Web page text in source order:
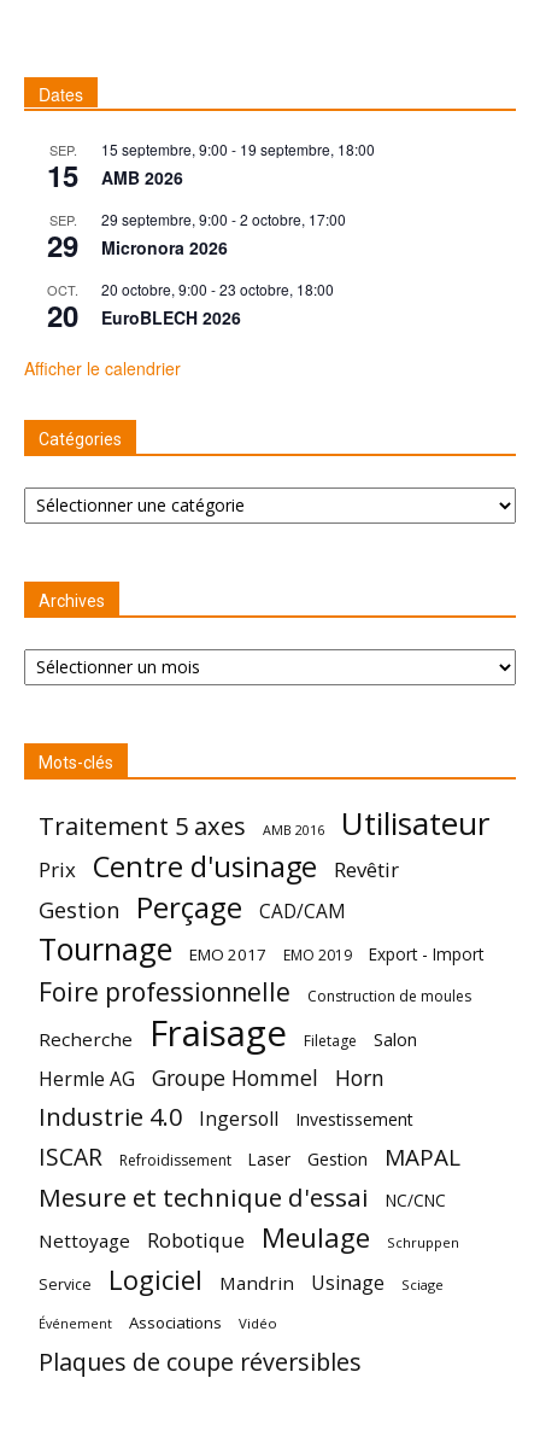
Dates
SEP.
15
15 septembre, 9:00 - 19 septembre, 18:00
AMB 2026
SEP.
29
29 septembre, 9:00 -2 octobre, 17:00
Micronora 2026
OCT.
20
20 octobre, 9:00 -23 octobre, 18:00
EuroBLECH 2026
Afficher le calendrier
Catégories
Catégories
Archives
Archives
Mots-clés
Traitement 5 axes AMB 2016 Utilisateur
Prix Centre d'usinage Revêtir
Gestion Perçage CAD/CAM
Tournage EMO 2017 EMO 2019 Export - Import
Foire professionnelle Construction de moules
Recherche Fraisage Filetage Salon
Hermle AG Groupe Hommel Horn
Industrie 4.0 Ingersoll Investissement
ISCAR Refroidissement Laser Gestion MAPAL
Mesure et technique d'essai NC/CNC
Nettoyage Robotique Meulage Schruppen
Service Logiciel Mandrin Usinage Sciage
Événement Associations Vidéo
Plaques de coupe réversibles